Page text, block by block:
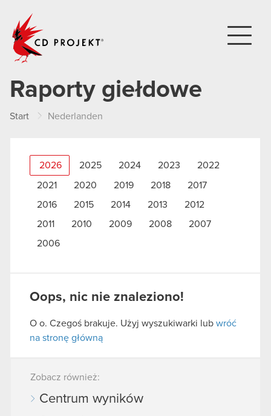
Raporty giełdowe
Start Nederlanden
2026 2025 2024 2023 2022
2021 2020 2019 2018
2017
2016
2015 2014 2013
2012
2011
2010 2009 2008
2007
2006
Oops, nic nie znaleziono!
O o. Czegoś brakuje. Użyj wyszukiwarki lub wróć
na stronę główną
Zobacz również:
Centrum wyników